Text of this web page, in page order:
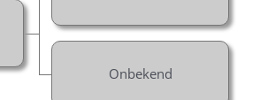
Onbekend